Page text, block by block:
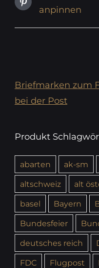
anpinnen
Briefmarken zum
bei der Post
Produkt
abarten ak-sm
altschweiz
alt
basel
Bayern
Bundesfeier
deutsches reich
FDC
Flugpost